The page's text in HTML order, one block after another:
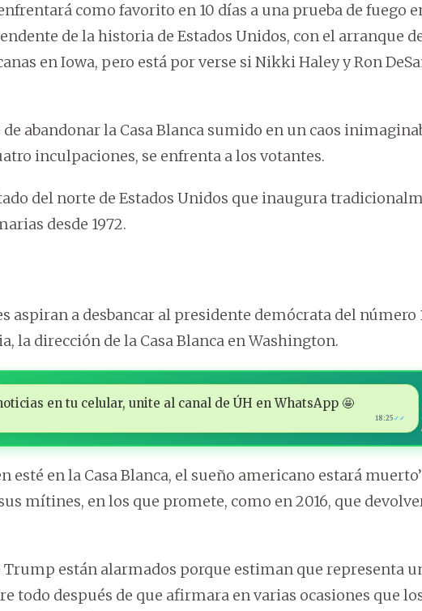
como favorito en 10 días a una prueba de fuego
de la historia de Estados Unidos, con el arranque
en Iowa, pero está por verse si Nikki Haley y Ron
abandonar la Casa Blanca sumido en un caos
inculpaciones, se enfrenta a los votantes.
del norte de Estados Unidos que inaugura
desde 1972.
aspiran a desbancar al presidente demócrata del número
la dirección de la Casa Blanca en Washington.
en tu celular, unite al canal de ÚH en WhatsApp 🤩
18:25 ✓✓
esté en la Casa Blanca, el sueño americano estará
mítines, en los que promete, como en 2016, que
Trump están alarmados porque estiman que representa
todo después de que afirmara en varias ocasiones que